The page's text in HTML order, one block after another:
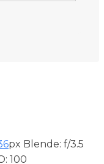
px Blende: f/3.5
100